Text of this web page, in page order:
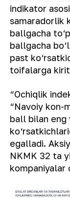
indikator
samaradorlik
ballgacha
ballgacha
past
toifalarga
“Ochiqlik
“Navoiy kon-
ball bilan eng
egalladi.
NKMK 32 ta
kompaniyalar